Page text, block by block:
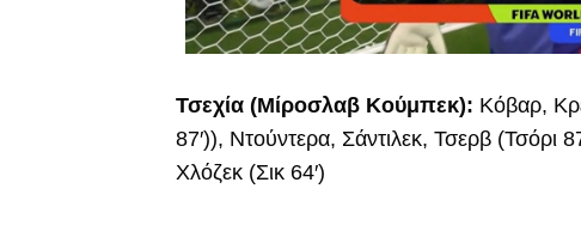
Τσεχία (Μίροσλαβ Κούμπεκ): Κόβαρ,
87′)), Ντούντερα, Σάντιλεκ, Τσερβ (Τσόρι
Χλόζεκ (Σικ 64′)